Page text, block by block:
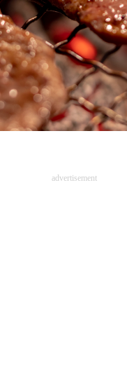
advertisement